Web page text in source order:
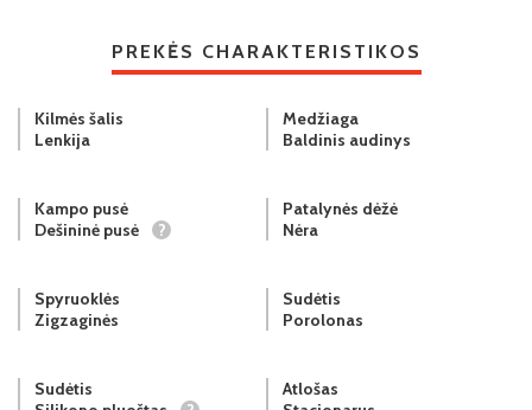
PREKĖS CHARAKTERISTIKOS
Kilmės šalis
Lenkija
Medžiaga
Baldinis audinys
Kampo pusė
Dešininė pusė
?
Patalynės dėžė
Nėra
Spyruoklės
Zigzaginės
Sudėtis
Porolonas
Sudėtis
Atlošas